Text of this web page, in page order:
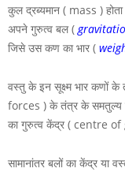
कुल द्रब्यमान ( mass )
अपने गुरुत्व बल (
जिसे उस कण का भार (
वस्तु के इन सूक्ष्म भार कणों
forces ) के तंत्र के समतुल्य
का गुरुत्व केंद्र ( centre of
सामानांतर बलों का केंद्र या